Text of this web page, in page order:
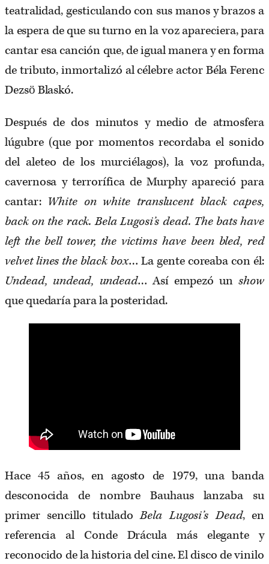
teatralidad, gesticulando con sus manos y brazos a
la espera de que su turno en la voz apareciera, para
cantar esa canción que, de igual manera y en forma
de tributo, inmortalizó al célebre actor Béla Ferenc
Dezsö Blaskó.
Después de dos minutos y medio de atmosfera
lúgubre (que por momentos recordaba el sonido
del aleteo de los murciélagos), la voz profunda,
cavernosa y terrorífica de Murphy apareció para
cantar: White on white translucent black capes,
back on the rack. Bela Lugosi’s dead. The bats have
left the bell tower, the victims have been bled, red
velvet lines the black box… La gente coreaba con él:
Undead, undead, undead… Así empezó unshow
que quedaría para la posteridad.
Hace 45 años, en agosto de 1979, una banda
desconocida de nombre Bauhaus lanzaba su
primer sencillo tituladoBela Lugosi’s Dead, en
referencia al Conde Drácula más elegante y
reconocido de la historia del cine. El disco de vinilo